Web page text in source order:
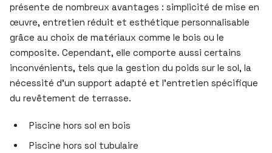
présente de nombreux avantages : simplicité de mise en
œuvre, entretien réduit et esthétique personnalisable
grâce au choix de matériaux comme le bois ou le
composite. Cependant, elle comporte aussi certains
inconvénients, tels que la gestion du poids sur le sol, la
nécessité d’un support adapté et l’entretien spécifique
du revêtement de terrasse.
Piscine hors sol en bois
Piscine hors sol tubulaire